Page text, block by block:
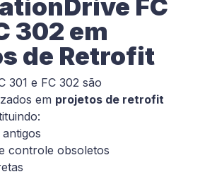
FC
302 em
de Retrofit
301 e FC 302 são
em projetos de retrofit
controle obsoletos